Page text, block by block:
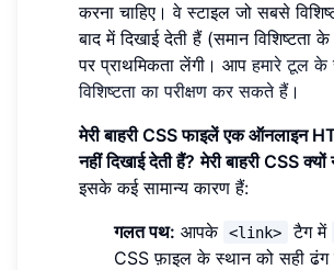
करना चाहिए। वे स्टाइल जो सबसे
बाद में दिखाई देती हैं (समान विशिष्टता
पर प्राथमिकता लेंगी। आपहमारे टूल
विशिष्टता का परीक्षण कर सकते हैं।
मेरी बाहरी CSS फाइलें एक ऑनलाइन
नहीं दिखाई देती हैं? मेरी बाहरी CSS क्यों
इसके कई सामान्य कारण हैं:
गलत पथ: आपके <link> टैग में
CSS फ़ाइल के स्थान को सही ढंग